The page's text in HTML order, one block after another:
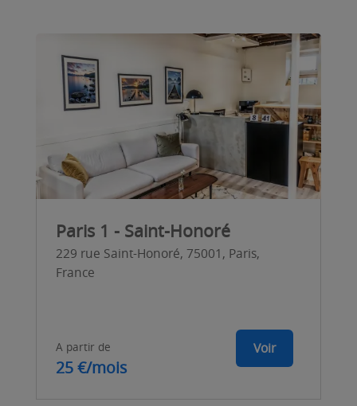
Paris 1 - Saint-Honoré
229 rue Saint-Honoré, 75001, Paris,
France
A partir de
25 €/mois
Voir